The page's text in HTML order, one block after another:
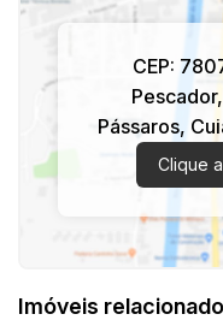
CEP:
Pescador,
Pássaros,
Clique
Imóveis